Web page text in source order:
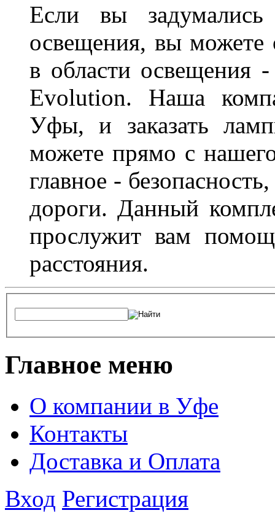
Если вы задумались
освещения, вы можете
в области освещения
Evolution. Наша
Уфы, и заказать
можете прямо с
главное -
дороги. Данный
прослужит вам
расстояния.
Главное меню
О компании в Уфе
Контакты
Доставка и Оплата
Вход Регистрация